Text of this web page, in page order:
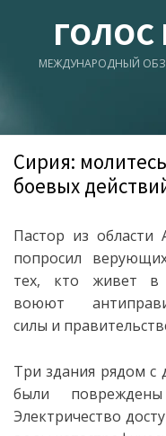
МЕЖДУНАРОДНЫЙ
Сирия:
боевых
Пастор из области
попросил
тех, кто живет в
воюют
силы и
Три здания рядом с
были
Электричество